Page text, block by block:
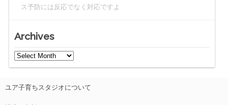
ス予防には反応でなく対応ですよ
Archives
ユア子育ちスタジオについて